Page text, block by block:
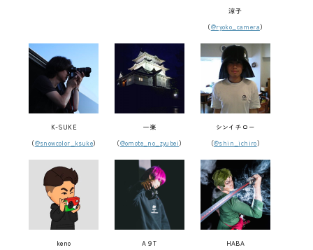
涼子
（@ryoko_camera）
K-SUKE
（@snowcolor_ksuke）
一楽
（@omote_no_zyubei）
シンイチロー
（@shin_ichiro）
keno
A９T
HABA